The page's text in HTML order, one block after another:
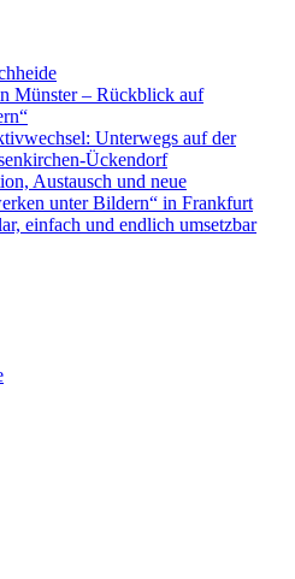
Münster – Rückblick auf
Unterwegs auf der
Ückendorf
Austausch und neue
unter Bildern“ in Frankfurt
einfach und endlich umsetzbar